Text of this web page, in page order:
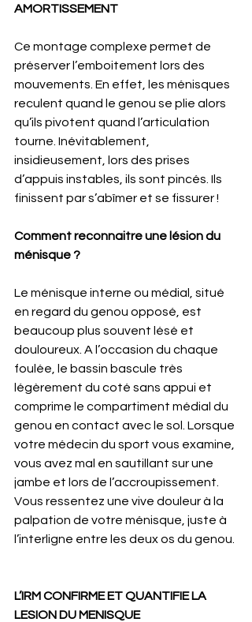
AMORTISSEMENT
Ce montage complexe permet de
préserver l’emboitement lors des
mouvements. En effet, les ménisques
reculent quand le genou se plie alors
qu’ils pivotent quand l’articulation
tourne. Inévitablement,
insidieusement, lors des prises
d’appuis instables, ils sont pincés. Ils
finissent par s’abîmer et se fissurer !
Comment reconnaitre une lésion du
ménisque ?
Le ménisque interne ou médial, situé
en regard du genou opposé, est
beaucoup plus souvent lésé et
douloureux. A l’occasion du chaque
foulée, le bassin bascule très
légèrement du coté sans appui et
comprime le compartiment médial du
genou en contact avec le sol. Lorsque
votre médecin du sport vous examine,
vous avez mal en sautillant sur une
jambe et lors de l’accroupissement.
Vous ressentez une vive douleur à la
palpation de votre ménisque, juste à
l’interligne entre les deux os du genou.
L’IRM CONFIRME ET QUANTIFIE LA
LESION DU MENISQUE